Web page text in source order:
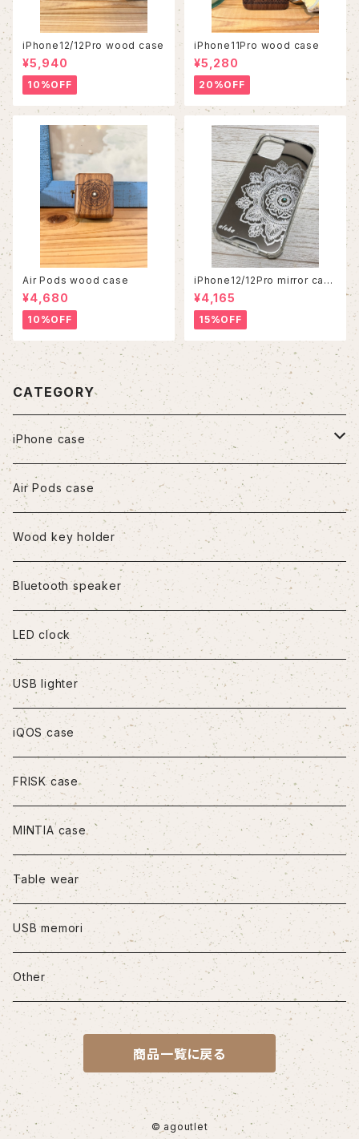
iPhone12/12Pro wood case
¥5,940
10%OFF
iPhone11Pro wood case
¥5,280
20%OFF
Air Pods wood case
¥4,680
10%OFF
iPhone12/12Pro mirror cas
e
¥4,165
15%OFF
CATEGORY
iPhone case
iPhone7/8/SE2
iPhone8Plus
iPhoneX/XS
iPhoneXR
iPhoneXS Max
iPhone11
iPhone11Pro
iPhone11Pro Max
iPhone12/12Pro
iPhone12mini
iPhone12Pro Max
iPhone13
iPhone13Pro
iPhone13Pro Max
Air Pods case
Wood key holder
Bluetooth speaker
LED clock
USB lighter
iQOS case
FRISK case
MINTIA case
Table wear
USB memori
Other
商品一覧に戻る
© agoutlet